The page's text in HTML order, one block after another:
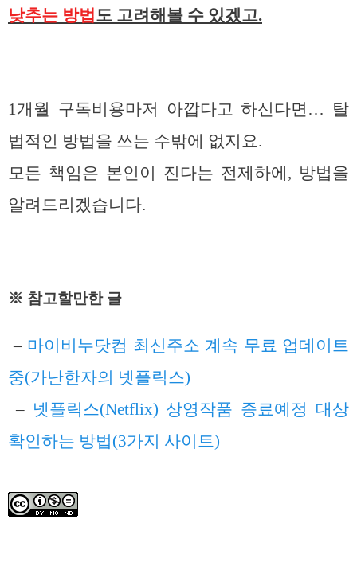
낮추는 방법 도 고려해볼 수 있겠고.
1개월 구독비용마저 아깝다고 하신다면… 탈
법적인 방법을 쓰는 수밖에 없지요.
모든 책임은 본인이 진다는 전제하에, 방법을
알려드리겠습니다.
※ 참고할만한 글
– 마이비누닷컴 최신주소 계속 무료 업데이트
중(가난한자의 넷플릭스)
– 넷플릭스(Netflix) 상영작품 종료예정 대상
확인하는 방법(3가지 사이트)